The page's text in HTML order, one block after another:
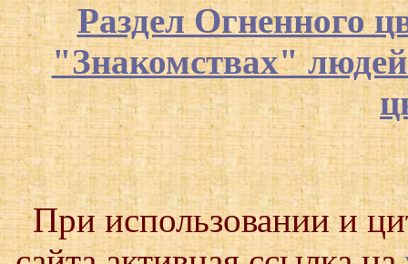
Раздел Огненного
"Знакомствах"
При использовании и